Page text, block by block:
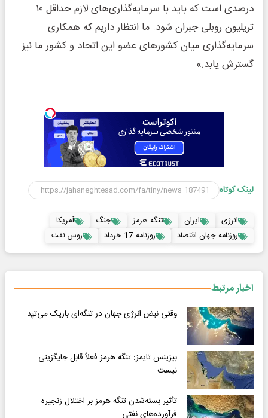
درصدی است که باید با سرمایه‌گذاری‌های لازم حداقل ۱۰
تریلیون روبلی جبران شود. ما انتظار داریم که همکاری
سرمایه‌گذاری میان کشورهای عضو این اتحاد و کشور ما نیز
گسترش یابد.»
لینک کوتاه
انرژی ایران تنگه هرمز جنگ
آمریکا
روزنامه جهان اقتصاد
روزنامه 17 خرداد روس نفت
اخبار مرتبط
وقتی نبض انرژی جهان در تنگه‌ای باریک می‌تپد
بیزینس تایمز: تنگه هرمز فعلاً قابل جایگزینی
نیست
تأثیر بسته‌شدن تنگه هرمز بر اختلال زنجیره
فرآورده‌های نفتی